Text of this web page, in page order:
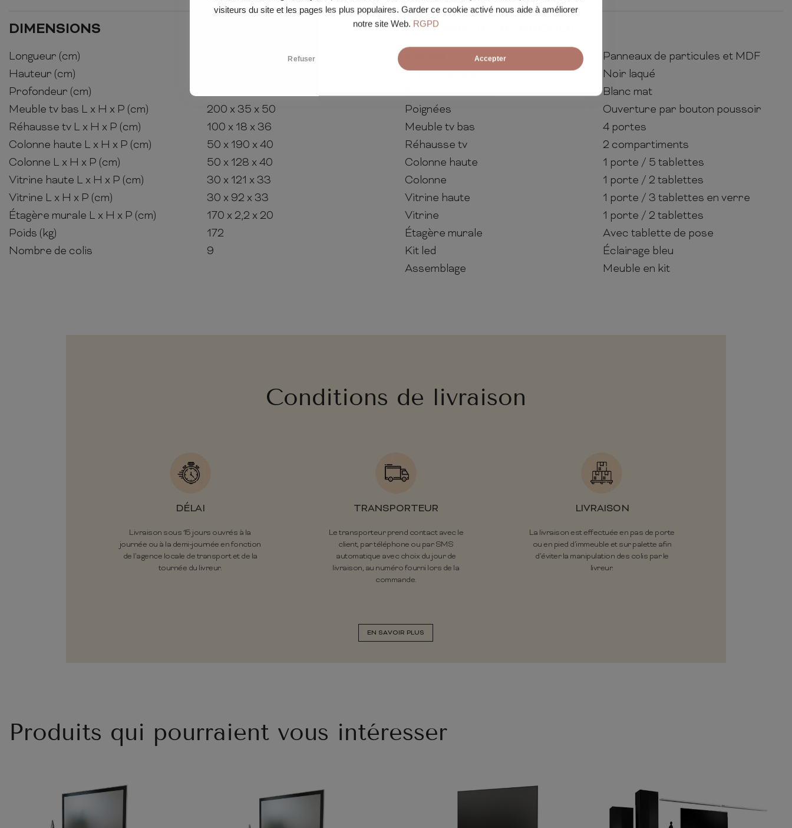
visiteurs du site et les pages les plus populaires. Garder ce cookie activé nous aide à améliorer
notre site Web. RGPD
Refuser Accepter
DIMENSIONS
Longueur (cm)
Hauteur (cm)
Profondeur (cm)
Meuble tv bas L x H x P (cm)
200 x 35 x 50
Réhausse tv L x H x P (cm)
100 x 18 x 36
Colonne haute L x H x P (cm)
50 x 190 x 40
Colonne L x H x P (cm)
50 x 128 x 40
Vitrine haute L x H x P (cm)
30 x 121 x 33
Vitrine L x H x P (cm)
30 x 92 x 33
Étagère murale L x H x P (cm)
170 x 2,2 x 20
Poids (kg)
172
Nombre de colis
9
DESCRIPTIF DU PRODUIT
Panneaux de particules et MDF
Finition façade
Noir laqué
Finition structure
Blanc mat
Poignées
Ouverture par bouton poussoir
Meuble tv bas
4 portes
Réhausse tv
2 compartiments
Colonne haute
1 porte / 5 tablettes
Colonne
1 porte / 2 tablettes
Vitrine haute
1 porte / 3 tablettes en verre
Vitrine
1 porte / 2 tablettes
Étagère murale
Avec tablette de pose
Kit led
Éclairage bleu
Assemblage
Meuble en kit
Conditions de livraison
DÉLAI
Livraison sous 15 jours ouvrés à la
journée ou à la demi-journée en fonction
de l’agence locale de transport et de la
tournée du livreur.
TRANSPORTEUR
Le transporteur prend contact avec le
client, par téléphone ou par SMS
automatique avec choix du jour de
livraison, au numéro fourni lors de la
commande.
LIVRAISON
La livraison est effectuée en pas de porte
ou en pied d’immeuble et sur palette afin
d’éviter la manipulation des colis par le
livreur.
EN SAVOIR PLUS
Produits qui pourraient vous intéresser